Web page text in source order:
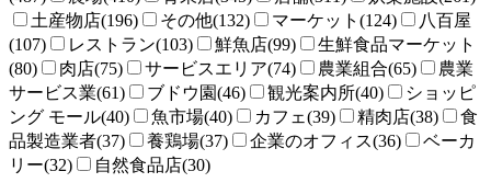
土産物店(196)
その他(132) マーケット(124)
八百屋
(107)
レストラン(103) 鮮魚店(99)
生鮮食品マーケット
(80)
肉店(75) サービスエリア(74) 農業組合(65)
農業
サービス業(61)
ブドウ園(46) 観光案内所(40)
ショッピ
ング モール(40)
魚市場(40) カフェ(39) 精肉店(38)
食
品製造業者(37)
養鶏場(37) 企業のオフィス(36)
ベーカ
リー(32)
自然食品店(30)